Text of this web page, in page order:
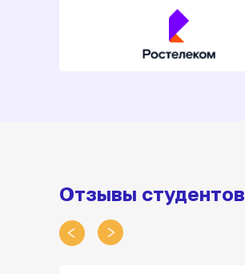
Отзывы студентов